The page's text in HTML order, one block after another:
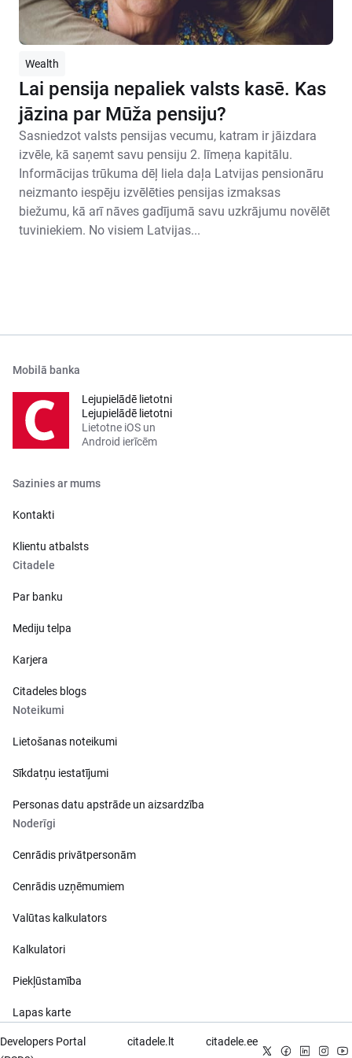
Wealth
Lai pensija nepaliek valsts kasē. Kas
jāzina par Mūža pensiju?
Sasniedzot valsts pensijas vecumu, katram ir jāizdara
izvēle, kā saņemt savu pensiju 2. līmeņa kapitālu.
Informācijas trūkuma dēļ liela daļa Latvijas pensionāru
neizmanto iespēju izvēlēties pensijas izmaksas
biežumu, kā arī nāves gadījumā savu uzkrājumu novēlēt
tuviniekiem. No visiem Latvijas...
Mobilā banka
Lejupielādē lietotni
Lejupielādē lietotni
Lietotne iOS un
Android ierīcēm
Sazinies ar mums
Kontakti
Klientu atbalsts
Citadele
Par banku
Mediju telpa
Karjera
Citadeles blogs
Noteikumi
Lietošanas noteikumi
Sīkdatņu iestatījumi
Personas datu apstrāde un aizsardzība
Noderīgi
Cenrādis privātpersonām
Cenrādis uzņēmumiem
Valūtas kalkulators
Kalkulatori
Piekļūstamība
Lapas karte
Developers Portal
citadele.lt citadele.ee